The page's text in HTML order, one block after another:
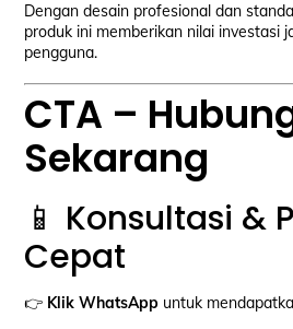
Dengan desain profesional dan
produk ini memberikan nilai investasi
pengguna.
CTA –
Sekarang
📱 Konsultasi &
Cepat
👉 Klik WhatsApp untuk